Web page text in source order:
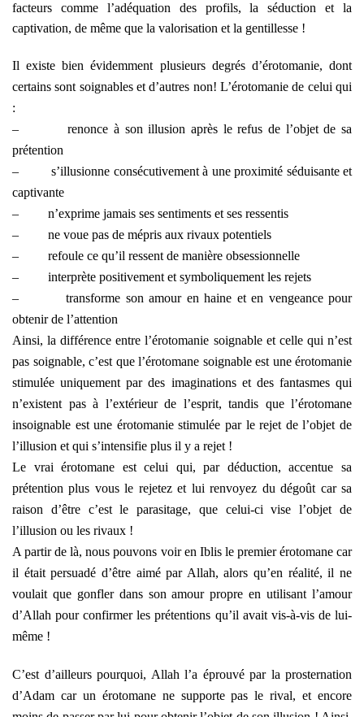
facteurs comme l’adéquation des profils, la séduction et la
captivation, de même que la valorisation et la gentillesse !
Il existe bien évidemment plusieurs degrés d’érotomanie, dont
certains sont soignables et d’autres non! L’érotomanie de celui qui
:
–
renonce à son illusion après le refus de l’objet de sa
prétention
– s’illusionne consécutivement à une proximité séduisante et
captivante
–
n’exprime jamais ses sentiments et ses ressentis
–
ne voue pas de mépris aux rivaux potentiels
–
refoule ce qu’il ressent de manière obsessionnelle
–
interprète positivement et symboliquement les rejets
–
transforme son amour en haine et en vengeance pour
obtenir de l’attention
Ainsi, la différence entre l’érotomanie soignable et celle qui n’est
pas soignable, c’est que l’érotomane soignable est une érotomanie
stimulée uniquement par des imaginations et des fantasmes qui
n’existent pas à l’extérieur de l’esprit, tandis que l’érotomane
insoignable est une érotomanie stimulée par le rejet de l’objet de
l’illusion et qui s’intensifie plus il y a rejet !
Le vrai érotomane est celui qui, par déduction, accentue sa
prétention plus vous le rejetez et lui renvoyez du dégoût car sa
raison d’être c’est le parasitage, que celui-ci vise l’objet de
l’illusion ou les rivaux !
A partir de là, nous pouvons voir en Iblis le premier érotomane car
il était persuadé d’être aimé par Allah, alors qu’en réalité, il ne
voulait que gonfler dans son amour propre en utilisant l’amour
d’Allah pour confirmer les prétentions qu’il avait vis-à-vis de lui-
même !
C’est d’ailleurs pourquoi, Allah l’a éprouvé par la prosternation
d’Adam car un érotomane ne supporte pas le rival, et encore